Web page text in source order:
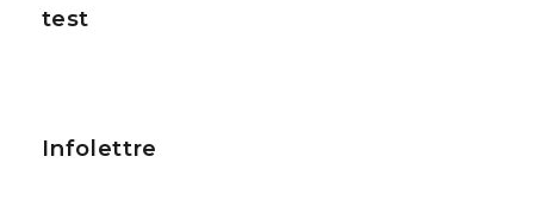
test
Infolettre